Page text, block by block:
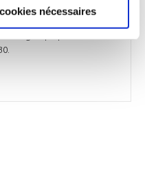
nécessaires
Thales prévoit d'y